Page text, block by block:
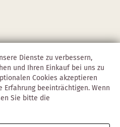
Dienste zu verbessern,
und Ihren Einkauf bei uns zu
Cookies akzeptieren
beeinträchtigen. Wenn
Sie bitte die